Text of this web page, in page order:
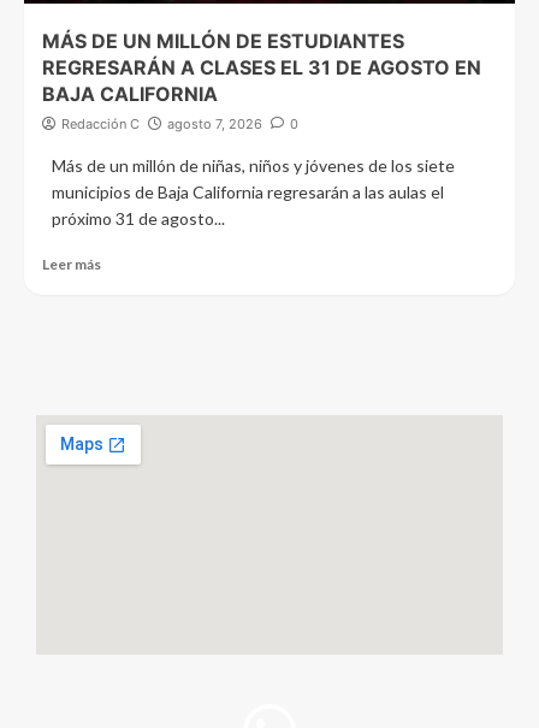
MÁS DE UN MILLÓN DE ESTUDIANTES
REGRESARÁN A CLASES EL 31 DE AGOSTO EN
BAJA CALIFORNIA
Redacción C agosto 7, 2026 0
Más de un millón de niñas, niños y jóvenes de los siete
municipios de Baja California regresarán a las aulas el
próximo 31 de agosto...
Leer más